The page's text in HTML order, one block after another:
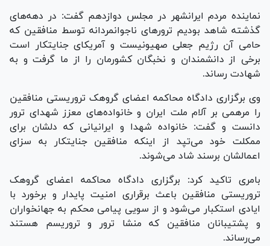
نماینده مردم ایرانشهر در مجلس دوازدهم گفت: در دهه‌های
گذشته شاهد بودیم ترور‌های ناجوانمردانه توسط منافقین که
حامی آن رژیم جعلی صهیونیست و آمریکای جنایتکار است
برخی از دانشمندان و نخبگان کشورمان را از ما گرفت و به
شهادت رساند.
وی برگزاری دادگاه محاکمه اعضای گروهک تروریستی منافقین
را مرهمی بر آلام ملت ایران و خانواده‌های معزز شهدای ترور
دانست و گفت: خانواده‌ شهدا و ایرانیانی که دلشان برای
ممکلت خود می‌تپد از اینکه منافقین جنایتکار به سزای
اعمالشان برسند شاد می‌شوند.
بامری تاکید کرد: برگزاری دادگاه محاکمه اعضای گروهک
تروریستی منافقین باعث برقراری امنیت پایدار و برخورد با
ایادی استکبار می‌شود و از سویی پیامی محکم به جهانخواران
و پشتیبانان منافقین که منشا ترور و تروریسم هستند
می‌رساند.